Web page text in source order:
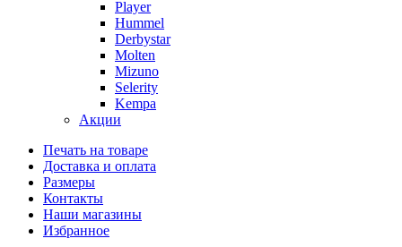
Player
Hummel
Derbystar
Molten
Mizuno
Selerity
Kempa
Акции
Печать на товаре
Доставка и оплата
Размеры
Контакты
Наши магазины
Избранное